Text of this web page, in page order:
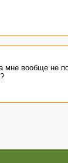
мне вообще не